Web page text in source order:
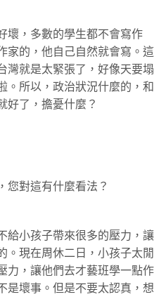
，多數的學生都不會寫作
家的，他自己自然就會寫。這
灣就是太緊張了，好像天要塌
。所以，政治狀況什麼的，和
好了，擔憂什麼？
對這有什麼看法？
小孩子帶來很多的壓力，讓
。現在周休二日，小孩子太閒
力，讓他們去才藝班學一點作
是壞事。但是不要太認真，想